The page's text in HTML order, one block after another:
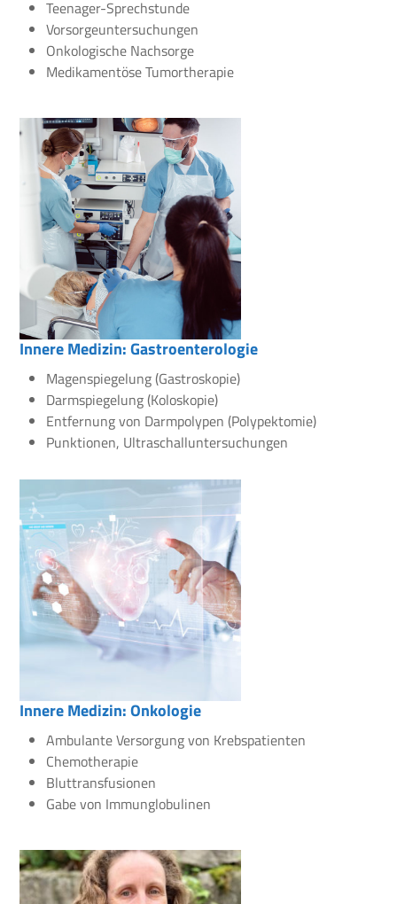
Teenager-Sprechstunde
Vorsorgeuntersuchungen
Onkologische Nachsorge
Medikamentöse Tumortherapie
Innere Medizin: Gastroenterologie
Magenspiegelung (Gastroskopie)
Darmspiegelung (Koloskopie)
Entfernung von Darmpolypen (Polypektomie)
Punktionen, Ultraschalluntersuchungen
Innere Medizin: Onkologie
Ambulante Versorgung von Krebspatienten
Chemotherapie
Bluttransfusionen
Gabe von Immunglobulinen